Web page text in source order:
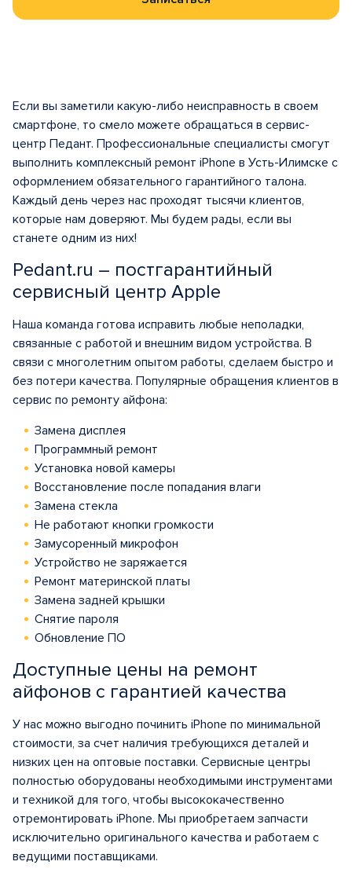
Если вы заметили какую-либо неисправность в своем
смартфоне, то смело можете обращаться в сервис-
центр Педант. Профессиональные специалисты смогут
выполнить комплексный ремонт iPhone в Усть-Илимске с
оформлением обязательного гарантийного талона.
Каждый день через нас проходят тысячи клиентов,
которые нам доверяют. Мы будем рады, если вы
станете одним из них!
Pedant.ru – постгарантийный
сервисный центр Apple
Наша команда готова исправить любые неполадки,
связанные с работой и внешним видом устройства. В
связи с многолетним опытом работы, сделаем быстро и
без потери качества. Популярные обращения клиентов в
сервис по ремонту айфона:
Замена дисплея
Программный ремонт
Установка новой камеры
Восстановление после попадания влаги
Замена стекла
Не работают кнопки громкости
Замусоренный микрофон
Устройство не заряжается
Ремонт материнской платы
Замена задней крышки
Снятие пароля
Обновление ПО
Доступные цены на ремонт
айфонов с гарантией качества
У нас можно выгодно починить iPhone по минимальной
стоимости, за счет наличия требующихся деталей и
низких цен на оптовые поставки. Сервисные центры
полностью оборудованы необходимыми инструментами
и техникой для того, чтобы высококачественно
отремонтировать iPhone. Мы приобретаем запчасти
исключительно оригинального качества и работаем с
ведущими поставщиками.